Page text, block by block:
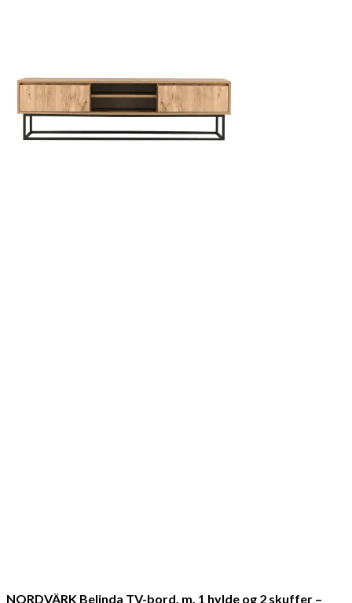
NORDVÄRK Belinda TV-bord, m. 1 hylde og 2 skuffer –